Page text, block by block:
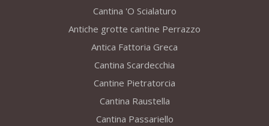
Cantina 'O Scialaturo
Antiche grotte cantine Perrazzo
Antica Fattoria Greca
Cantina Scardecchia
Cantine Pietratorcia
Cantina Raustella
Cantina Passariello